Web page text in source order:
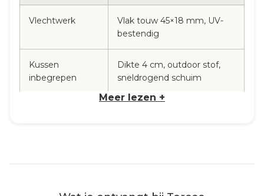
Vlechtwerk
Vlak touw 45×18 mm, UV-
bestendig
Kussen
inbegrepen
Dikte 4 cm, outdoor stof,
sneldrogend schuim
Meer lezen +